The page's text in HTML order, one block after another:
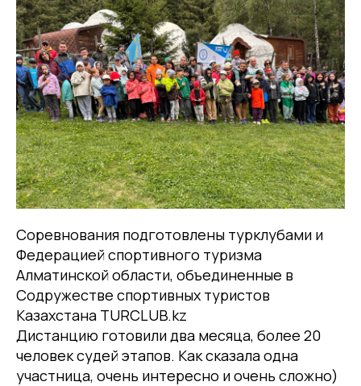
Соревнования подготовлены турклубами и
Федерацией спортивного туризма
Алматинской области, объединенные в
Содружестве спортивных туристов
Казахстана TURCLUB.kz
Дистанцию готовили два месяца, более 20
человек судей этапов. Как сказала одна
участница, очень интересно и очень сложно)